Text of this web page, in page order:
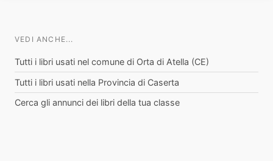
VEDI ANCHE...
Tutti i libri usati nel comune di Orta di Atella (CE)
Tutti i libri usati nella Provincia di Caserta
Cerca gli annunci dei libri della tua classe